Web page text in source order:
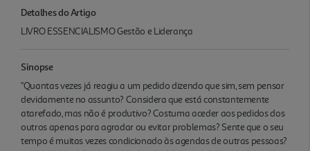
Detalhes do Artigo
LIVRO ESSENCIALISMO Gestão e Liderança
Sinopse
"Quantas vezes já reagiu a um pedido dizendo que sim, sem pensar
devidamente no assunto? Considera que está constantemente
atarefado, mas não é produtivo? Costuma aceder aos pedidos dos
outros apenas para agradar ou evitar problemas? Sente que o seu
tempo é muitas vezes condicionado às agendas de outras pessoas?